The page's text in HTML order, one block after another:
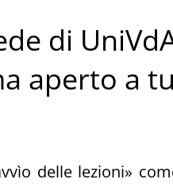
di
aperto a
delle lezioni»